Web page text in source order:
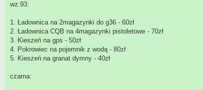
wz.93:
1. Ładownica na 2magazynki do g36 - 60zł
2. Ładownica CQB na 4magazynki pistoletowe - 70zł
3. Kieszeń na gps - 50zł
4. Pokrowiec na pojemnik z wodą - 80zł
5. Kieszeń na granat dymny - 40zł
czarna: